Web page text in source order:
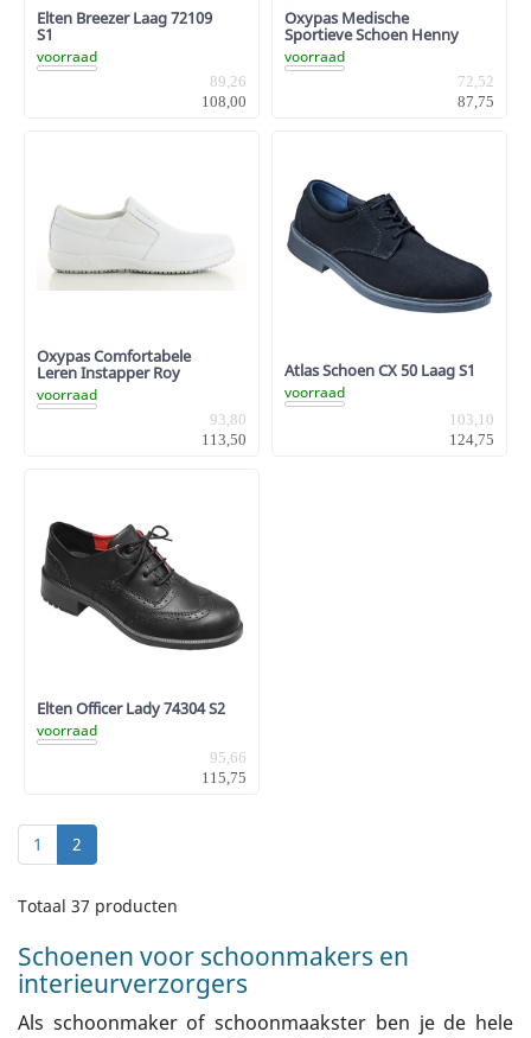
Elten Breezer Laag 72109
S1
voorraad
89,26
108,00
Oxypas Medische
Sportieve Schoen Henny
voorraad
72,52
87,75
Oxypas Comfortabele
Leren Instapper Roy
voorraad
93,80
113,50
Atlas Schoen CX 50 Laag S1
voorraad
103,10
124,75
Elten Officer Lady 74304 S2
voorraad
95,66
115,75
1 2
Totaal 37 producten
Schoenen voor schoonmakers en
interieurverzorgers
Als schoonmaker of schoonmaakster ben je de hele